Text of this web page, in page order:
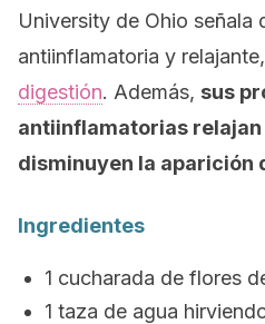
University de Ohio señala
antiinflamatoria y
digestión. Además, sus
antiinflamatorias relajan
disminuyen la aparición
Ingredientes
1 cucharada de flores
1 taza de agua